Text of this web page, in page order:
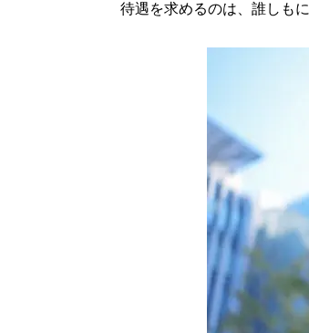
待遇を求めるのは、誰しも